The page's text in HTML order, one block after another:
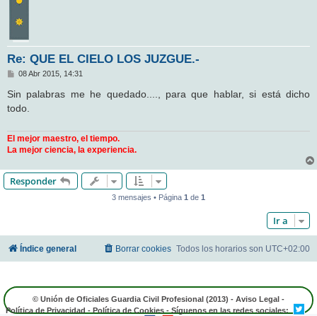
Re: QUE EL CIELO LOS JUZGUE.-
M
n
s
a
08 Abr 2015, 14:31
Sin palabras me he quedado...., para que hablar, si está dicho
todo.
El mejor maestro, el tiempo.
La mejor ciencia, la experiencia.
Responder
3 mensajes • Página 1 de 1
Ir a
Índice general Todos los horarios son UTC+02:00
Borrar cookies
© Unión de Oficiales Guardia Civil Profesional (2013) - Aviso Legal -
Política de Privacidad - Política de Cookies - Síguenos en las redes sociales: